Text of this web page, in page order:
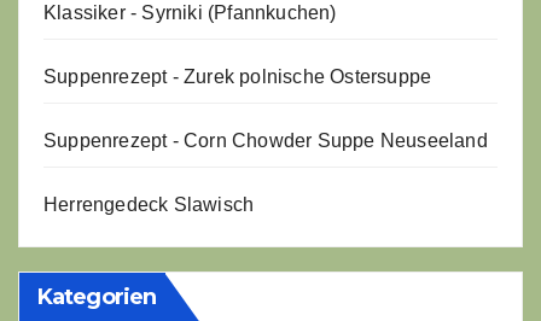
Klassiker - Syrniki (Pfannkuchen)
Suppenrezept - Zurek polnische Ostersuppe
Suppenrezept - Corn Chowder Suppe Neuseeland
Herrengedeck Slawisch
Kategorien